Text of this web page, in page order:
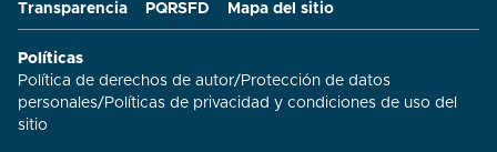
Transparencia PQRSFD Mapa del sitio
Políticas
Política de derechos de autor/ Protección de datos
personales/ Políticas de privacidad y condiciones de uso del
sitio​